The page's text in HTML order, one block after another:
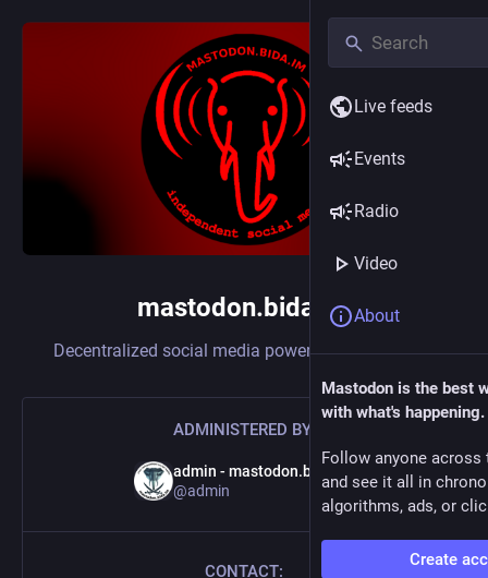
mastodon.bida.im
Decentralized social media powered byMastodon
ADMINISTERED BY:
admin - mastodon.bida.im
@admin
CONTACT:
Live feeds
Events
Radio
Video
About
Mastodon is the best
with what's happening.
Follow anyone across
and see it all in
algorithms, ads, or
Create